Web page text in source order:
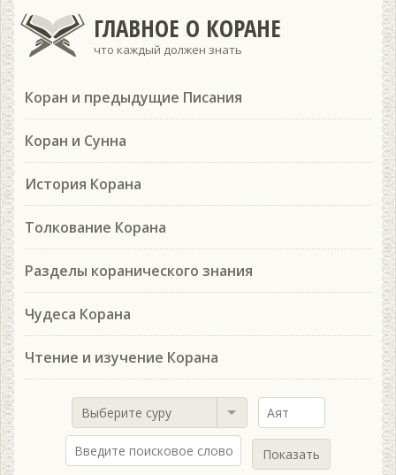
ГЛАВНОЕ О КОРАНЕ
что каждый должен знать
Коран и предыдущие Писания
Коран и Сунна
История Корана
Толкование Корана
Разделы коранического знания
Чудеса Корана
Чтение и изучение Корана
Выберите суру
Показать